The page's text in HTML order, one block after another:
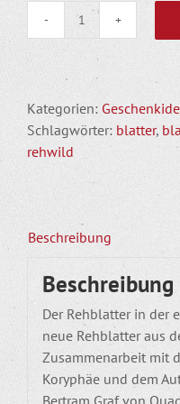
Universal
Kitzfiep
-
Lockschmiede
Schleswig-
Holstein
Kategorien:
Schlagwörter: blatter,
rehwild
Beschreibung
Beschreibung
Der Rehblatter in der
neue Rehblatter aus
Zusammenarbeit mit
Koryphäe und dem
Bertram Graf von